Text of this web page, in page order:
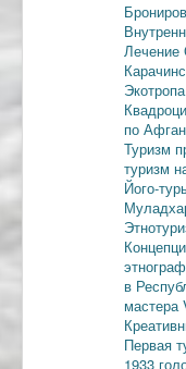
Лечение
Экотропа
по
Туризм
туризм
Його-
в
мастера
Первая
1933